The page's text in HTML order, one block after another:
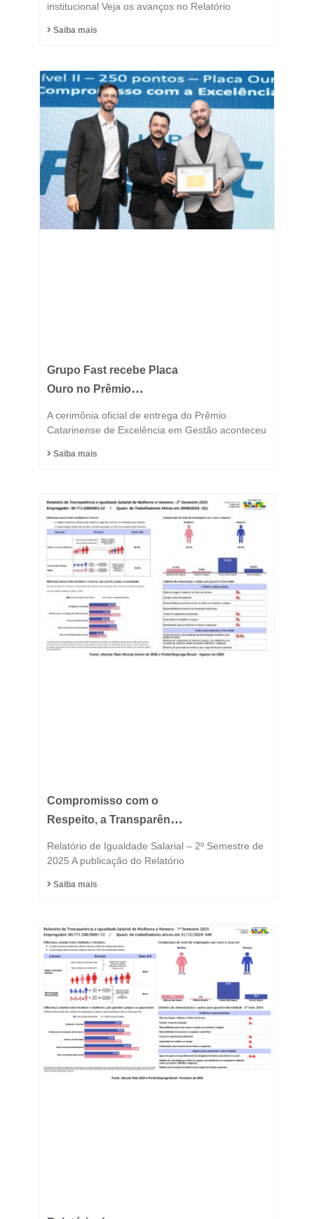
institucional Veja os avanços no Relatório
Saiba mais
Grupo Fast recebe Placa
Ouro no Prêmio
Excelência 2025 e
A cerimônia oficial de entrega do Prêmio
Catarinense de Excelência em Gestão aconteceu
Saiba mais
Compromisso com o
Respeito, a Transparência
DNA do Grupo Fast
Relatório de Igualdade Salarial – 2º Semestre de
2025 A publicação do Relatório
Saiba mais